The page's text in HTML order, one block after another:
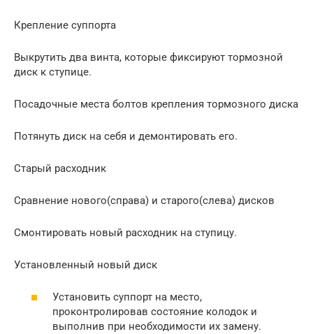
Крепление суппорта
Выкрутить два винта, которые фиксируют тормозной
диск к ступице.
Посадочные места болтов крепления тормозного диска
Потянуть диск на себя и демонтировать его.
Старый расходник
Сравнение нового(справа) и старого(слева) дисков
Смонтировать новый расходник на ступицу.
Установленный новый диск
Установить суппорт на место,
проконтролировав состояние колодок и
выполнив при необходимости их замену.